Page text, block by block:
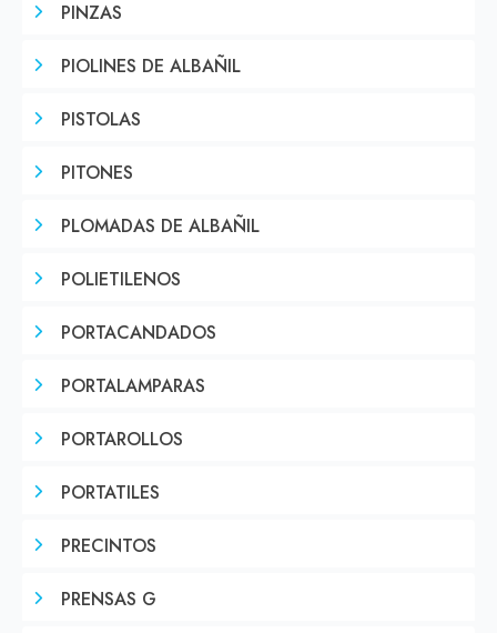
PINZAS
PIOLINES DE ALBAÑIL
PISTOLAS
PITONES
PLOMADAS DE ALBAÑIL
POLIETILENOS
PORTACANDADOS
PORTALAMPARAS
PORTAROLLOS
PORTATILES
PRECINTOS
PRENSAS G